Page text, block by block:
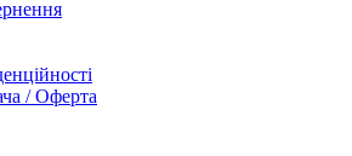
/ Оферта